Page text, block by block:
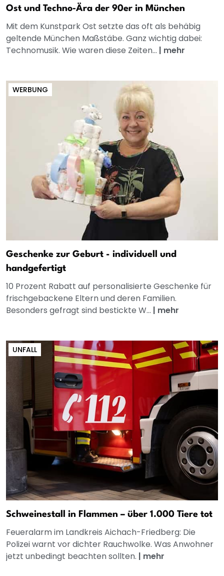
Ost und Techno‑Ära der 90er in München
Mit dem Kunstpark Ost setzte das oft als behäbig
geltende München Maßstäbe. Ganz wichtig dabei:
Technomusik. Wie waren diese Zeiten... | mehr
WERBUNG
Geschenke zur Geburt - individuell und
handgefertigt
10 Prozent Rabatt auf personalisierte Geschenke für
frischgebackene Eltern und deren Familien.
Besonders gefragt sind bestickte W... | mehr
UNFALL
Schweinestall in Flammen – über 1.000 Tiere tot
Feueralarm im Landkreis Aichach-Friedberg: Die
Polizei warnt vor dichter Rauchwolke. Was Anwohner
jetzt unbedingt beachten sollten. | mehr